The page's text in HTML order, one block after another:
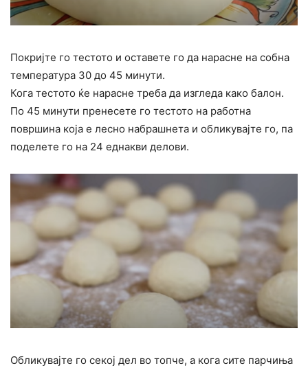
Покријте го тестото и оставете го да нарасне на собна
температура 30 до 45 минути.
Кога тестото ќе нарасне треба да изгледа како балон.
По 45 минути пренесете го тестото на работна
површина која е лесно набрашнета и обликувајте го, па
поделете го на 24 еднакви делови.
Обликувајте го секој дел во топче, а кога сите парчиња